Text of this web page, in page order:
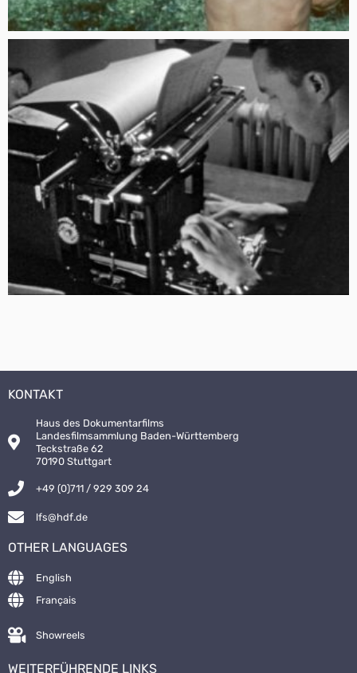
KONTAKT
Haus des Dokumentarfilms
Landesfilmsammlung Baden-Württemberg
Teckstraße 62
70190 Stuttgart
+49 (0)711 / 929 309 24
lfs@hdf.de
OTHER LANGUAGES
English
Français
Showreels
WEITERFÜHRENDE LINKS